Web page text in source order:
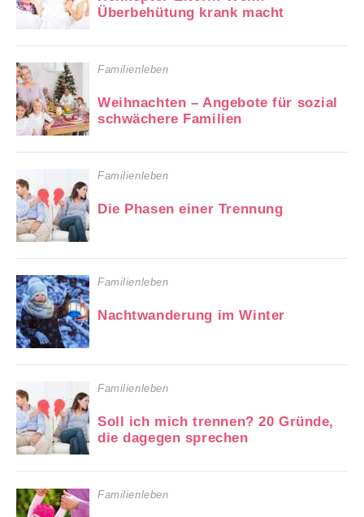
Überbehütung krank macht
Familienleben
Weihnachten – Angebote für sozial
schwächere Familien
Familienleben
Die Phasen einer Trennung
Familienleben
Nachtwanderung im Winter
Familienleben
Soll ich mich trennen? 20 Gründe,
die dagegen sprechen
Familienleben